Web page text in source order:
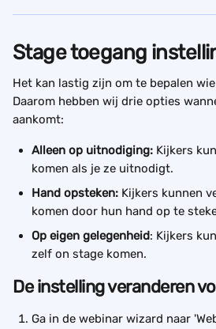
Stage toegang
Het kan lastig zijn om te bepalen
Daarom hebben wij drie opties
aankomt:
Alleen op uitnodiging: Kijkers
komen als je ze uitnodigt.
Hand opsteken: Kijkers kunnen
komen door hun hand op te
Op eigen gelegenheid: Kijkers
zelf on stage komen.
De instelling veranderen
Ga in de webinar wizard naar